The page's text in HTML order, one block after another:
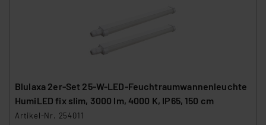
Blulaxa 2er-Set 25-W-LED-Feuchtraumwannenleuchte
HumiLED fix slim, 3000 lm, 4000 K, IP65, 150 cm
Artikel-Nr. 254011